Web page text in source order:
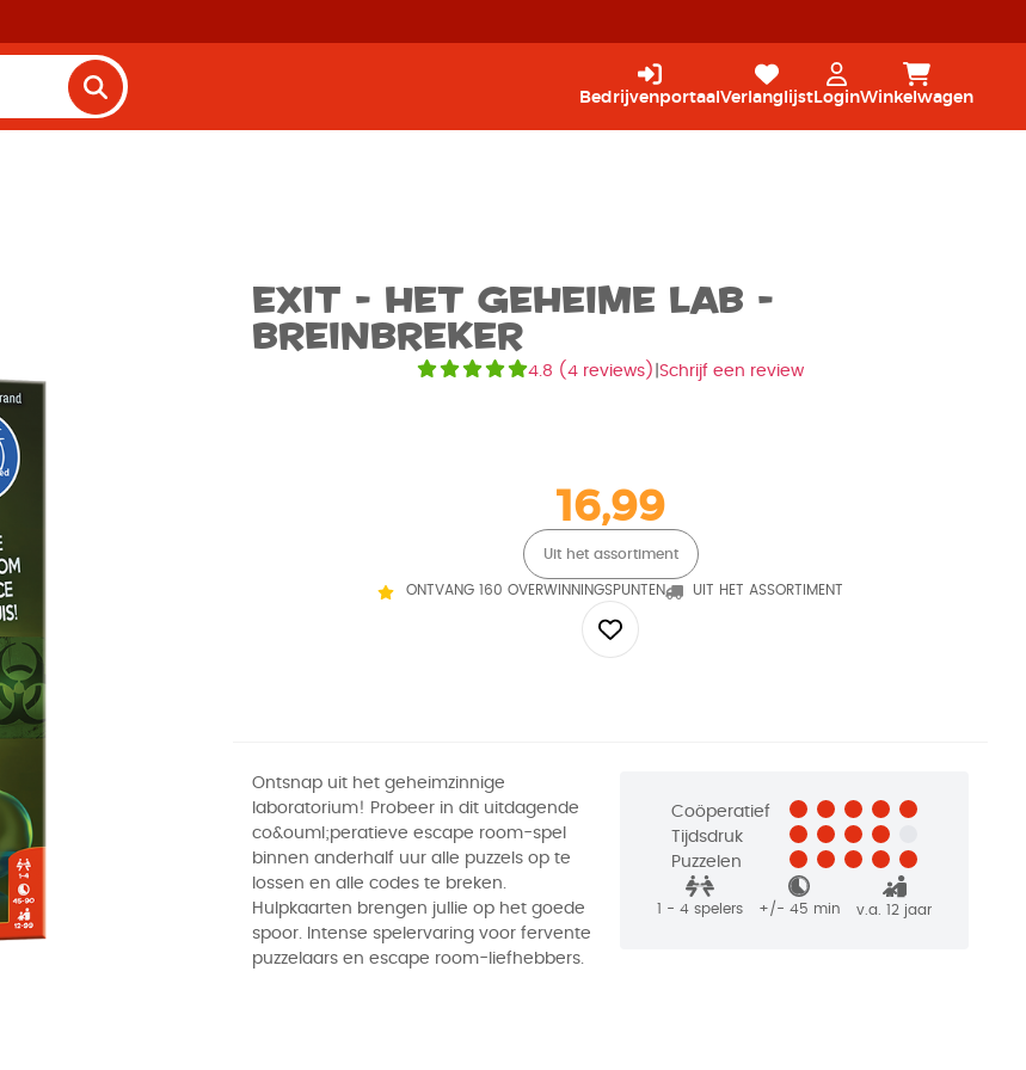
Bedrijvenportaal Verlanglijst LoginWinkelwagen
EXIT - Het Geheime Lab -
Breinbreker
4.8 ( 4 reviews) Schrijf een review
16,99
Uit het assortiment
ONTVANG 160 OVERWINNINGSPUNTEN UIT HET ASSORTIMENT
Ontsnap uit het geheimzinnige
laboratorium! Probeer in dit uitdagende
co&ouml;peratieve escape room-spel
binnen anderhalf uur alle puzzels op te
lossen en alle codes te breken.
Hulpkaarten brengen jullie op het goede
spoor. Intense spelervaring voor fervente
puzzelaars en escape room-liefhebbers.
Coöperatief
Tijdsdruk
Puzzelen
1 - 4 spelers +/- 45 min v.a. 12 jaar